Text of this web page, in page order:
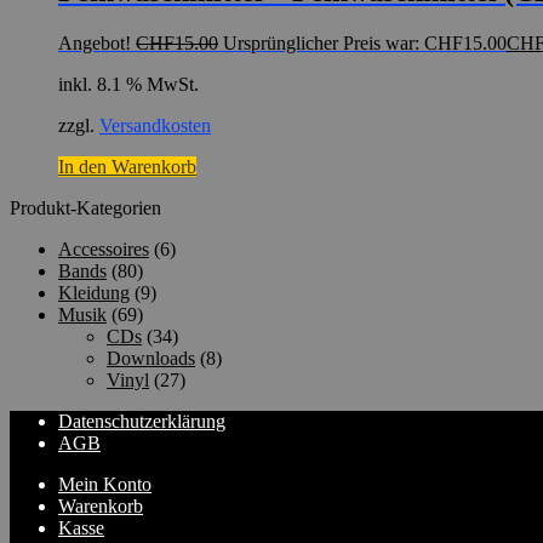
Angebot! CHF15.00 Ursprünglicher Preis war: CHF15.00
inkl. 8.1 % MwSt.
zzgl. Versandkosten
In den Warenkorb
Produkt-Kategorien
Accessoires (6)
Bands (80)
Kleidung (9)
Musik (69)
CDs (34)
Downloads (8)
Vinyl (27)
Datenschutzerklärung
AGB
Mein Konto
Warenkorb
Kasse